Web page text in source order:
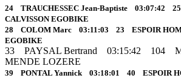
24 TRAUCHESSEC Jean-Baptiste 03:07:42
CALVISSON EGOBIKE
28 COLOM Marc 03:11:03 23 ESPOIR
EGOBIKE
33 PAYSAL Bertrand 03:15:42 104
MENDE LOZERE
39 PONTAL Yannick 03:18:01 40 ESPOIR